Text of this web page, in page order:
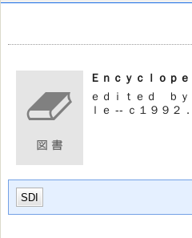
Ｅｎｃｙｃｌｏ
ｅｄｉｔｅｄ ｂ
ｌｅ -- ｃ１９９２
SDI